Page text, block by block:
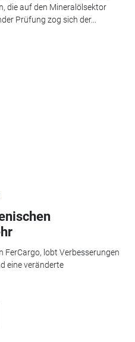
die auf den Mineralölsektor
Prüfung zog sich der...
FerCargo, lobt Verbesserungen
eine veränderte